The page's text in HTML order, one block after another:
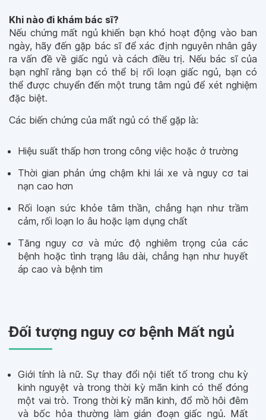
Khi nào đi khám bác sĩ?
Nếu chứng mất ngủ khiến bạn khó hoạt động vào ban
ngày, hãy đến gặp bác sĩ để xác định nguyên nhân gây
ra vấn đề về giấc ngủ và cách điều trị. Nếu bác sĩ của
bạn nghĩ rằng bạn có thể bị rối loạn giấc ngủ, bạn có
thể được chuyển đến một trung tâm ngủ để xét nghiệm
đặc biệt.
Các biến chứng của mất ngủ có thể gặp là:
Hiệu suất thấp hơn trong công việc hoặc ở trường
Thời gian phản ứng chậm khi lái xe và nguy cơ tai
nạn cao hơn
Rối loạn sức khỏe tâm thần, chẳng hạn như trầm
cảm, rối loạn lo âu hoặc lạm dụng chất
Tăng nguy cơ và mức độ nghiêm trọng của các
bệnh hoặc tình trạng lâu dài, chẳng hạn như huyết
áp cao và bệnh tim
Đối tượng nguy cơ bệnh Mất ngủ
Giới tính là nữ. Sự thay đổi nội tiết tố trong chu kỳ
kinh nguyệt và trong thời kỳ mãn kinh có thể đóng
một vai trò. Trong thời kỳ mãn kinh, đổ mồ hôi đêm
và bốc hỏa thường làm gián đoạn giấc ngủ. Mất